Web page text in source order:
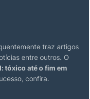
traz artigos
entre outros. O
tóxico até o fim em
confira.